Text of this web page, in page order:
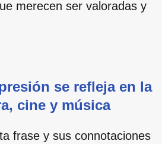
merecen ser valoradas y
se refleja en la
cine y música
frase y sus connotaciones